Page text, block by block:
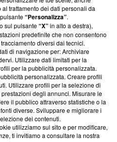
Via Carlo Frasca, 3 - 6900
trattamento dei dati personali da
“Personalizza”.
sul pulsante“X”in alto a destra),
predefinite che non consentono
diversi dai tecnici.
di navigazione per: Archiviare
Utilizzare dati limitati per la
per la pubblicità personalizzata.
personalizzata. Creare profili
Utilizzare profili per la selezione di
degli annunci. Misurare le
il pubblico attraverso statistiche o la
diverse. Sviluppare e migliorare i
dei contenuti.
utilizziamo sul sito e per modificare,
ti invitiamo a consultare la nostra